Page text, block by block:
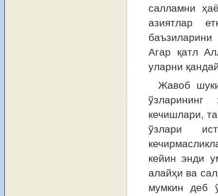
салламни
азиятлар
баъзиларини
Агар қатл
уларни
Жавоб
кечишлари,
ўзлари
кейин энди
алайҳи ва
мумкин деб